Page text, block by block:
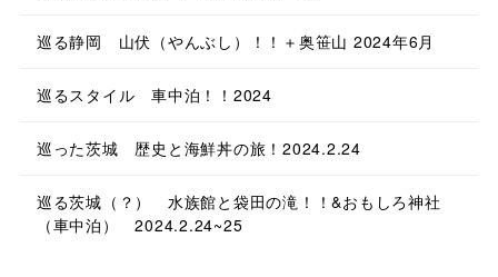
巡る静岡 山伏（やんぶし）！！＋奥笹山 2024年6月
巡るスタイル 車中泊！！2024
巡った茨城 歴史と海鮮丼の旅！2024.2.24
巡る茨城（？） 水族館と袋田の滝！！&おもしろ神社
（車中泊） 2024.2.24~25